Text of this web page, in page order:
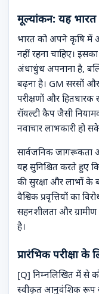
मूल्यांकन: यह भारत
भारत को अपने कृषि में
नहीं रहना चाहिए।
अंधाधुंध अपनाना है,
बढ़ना है। GM सरसों और
परीक्षणों और
रॉयल्टी कैप जैसी
नवाचार लाभकारी हो
सार्वजनिक जागरूकता
यह सुनिश्चित करते हुए
की सुरक्षा और लाभों के
वैश्विक प्रवृत्तियों का
सहनशीलता और
है।
प्रारंभिक परीक्षा के
[Q] निम्नलिखित में से
स्वीकृत आनुवंशिक रूप